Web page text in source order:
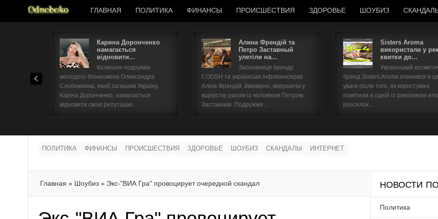
ГЛАВНАЯ ПОЛИТИКА ФИНАНСЫ ПРОИСШЕСТВИЯ ЗДОРОВЬЕ ШОУБИЗ
Карина Доронченко
намагається
відновити...
Колишня подружка
молодого бізнесмена Олександра
Слобоженка, який залишив Україну,
Каріна Доронченко, намагається
відновити свою репутацію.
Алина Френдій та
Петро Заставный
улетіли на...
Засновниця бренду
COOSH та українська інфлюенсерка
Аліна Френдій, ймовірно, вирушила у
відпустку разом із чоловіком Петром
Заставним. Подружжя...
Sisters Aroma
використали у
квитки до...
Український
бренд Sisters Aroma опинився в
уваги після того, як користувачі
помітили в одній із рекламних
розсилок...
ПОЛИТИКА ФИНАНСЫ ПРОИСШЕСТВИЯ ЗДОРОВЬЕ ШОУБИЗ СКАНДАЛЫ ИНТЕРНЕТ
Главная » Шоубиз » Экс-"ВИА Гра" провоцирует очередной скандал НОВОСТИ
Политика
Имя пользователя
Забыли имя пользователя?